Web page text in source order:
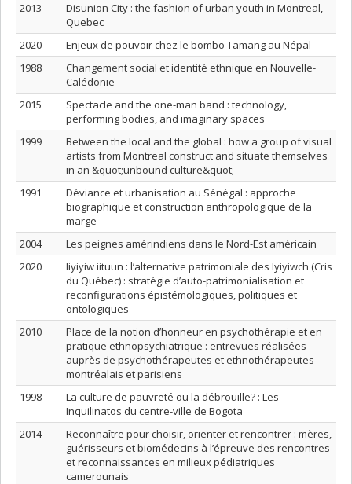
2013
Disunion City : the fashion of urban youth in Montreal,
Quebec
2020
Enjeux de pouvoir chez le bombo Tamang au Népal
1988
Changement social et identité ethnique en Nouvelle-
Calédonie
2015
Spectacle and the one-man band : technology,
performing bodies, and imaginary spaces
1999
Between the local and the global : how a group of visual
artists from Montreal construct and situate themselves
in an &quot;unbound culture&quot;
1991
Déviance et urbanisation au Sénégal : approche
biographique et construction anthropologique de la
marge
2004
Les peignes amérindiens dans le Nord-Est américain
2020
Iiyiyiw iituun : l’alternative patrimoniale des Iyiyiwch (Cris
du Québec) : stratégie d’auto-patrimonialisation et
reconfigurations épistémologiques, politiques et
ontologiques
2010
Place de la notion d’honneur en psychothérapie et en
pratique ethnopsychiatrique : entrevues réalisées
auprès de psychothérapeutes et ethnothérapeutes
montréalais et parisiens
1998
La culture de pauvreté ou la débrouille? : Les
Inquilinatos du centre-ville de Bogota
2014
Reconnaître pour choisir, orienter et rencontrer : mères,
guérisseurs et biomédecins à l’épreuve des rencontres
et reconnaissances en milieux pédiatriques
camerounais